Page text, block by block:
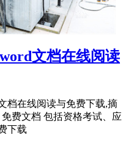
文档在线阅读
档在线阅读与免费下载,摘
费文档 包括资格考试、应
下载